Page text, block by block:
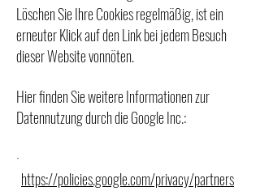
Löschen Sie Ihre Cookies regelmäßig, ist ein
erneuter Klick auf den Link bei jedem Besuch
dieser Website vonnöten.
Hier finden Sie weitere Informationen zur
Datennutzung durch die Google Inc.:
·
https://policies.google.com/privacy/partners